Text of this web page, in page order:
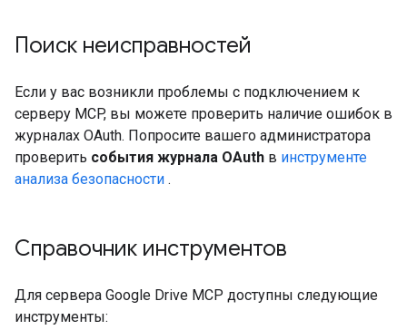
Поиск неисправностей
Если у вас возникли проблемы с подключением к
серверу MCP, вы можете проверить наличие ошибок в
журналах OAuth. Попросите вашего администратора
проверить события журнала OAuth в инструменте
анализа безопасности .
Справочник инструментов
Для сервера Google Drive MCP доступны следующие
инструменты: